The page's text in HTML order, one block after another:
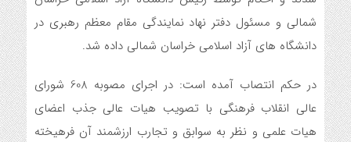
شمالی و مسئول دفتر نهاد نمایندگی مقام معظم رهبری در
دانشگاه های آزاد اسلامی خراسان شمالی داده شد.
در حکم انتصاب آمده است: در اجرای مصوبه 608 شورای
عالی انقلاب فرهنگی با تصویب هیات عالی جذب اعضای
هیات علمی و نظر به سوابق و تجارب ارزشمند آن فرهیخته